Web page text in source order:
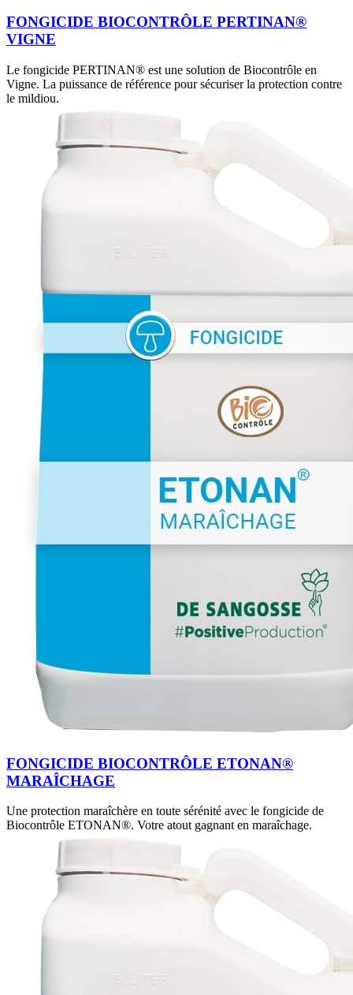
FONGICIDE BIOCONTRÔLE PERTINAN®
VIGNE
Le fongicide PERTINAN® est une solution de Biocontrôle en
Vigne. La puissance de référence pour sécuriser la protection contre
le mildiou.
FONGICIDE BIOCONTRÔLE ETONAN®
MARAÎCHAGE
Une protection maraîchère en toute sérénité avec le fongicide de
Biocontrôle ETONAN®. Votre atout gagnant en maraîchage.